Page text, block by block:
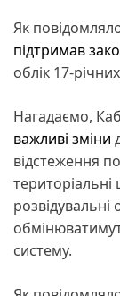
Як
підтримав
облік 17-
Нагадаємо,
важливі зміни
відстеження
розвідувальні
систему.